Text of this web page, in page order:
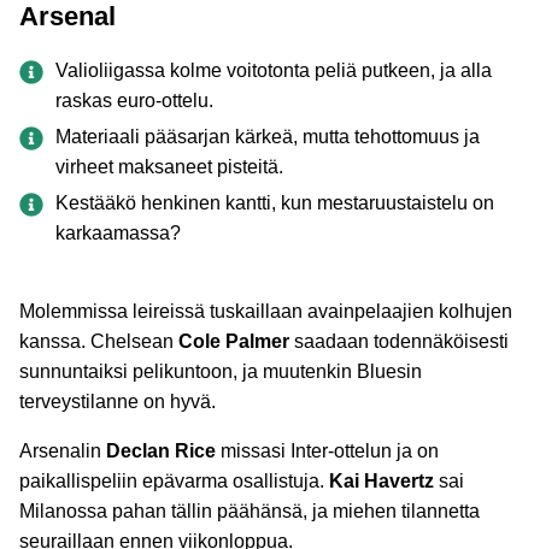
Arsenal
Valioliigassa kolme voitotonta peliä putkeen, ja alla
raskas euro-ottelu.
Materiaali pääsarjan kärkeä, mutta tehottomuus ja
virheet maksaneet pisteitä.
Kestääkö henkinen kantti, kun mestaruustaistelu on
karkaamassa?
Molemmissa leireissä tuskaillaan avainpelaajien kolhujen
kanssa. Chelsean Cole Palmer saadaan todennäköisesti
sunnuntaiksi pelikuntoon, ja muutenkin Bluesin
terveystilanne on hyvä.
Arsenalin Declan Rice missasi Inter-ottelun ja on
paikallispeliin epävarma osallistuja. Kai Havertz sai
Milanossa pahan tällin päähänsä, ja miehen tilannetta
seuraillaan ennen viikonloppua.